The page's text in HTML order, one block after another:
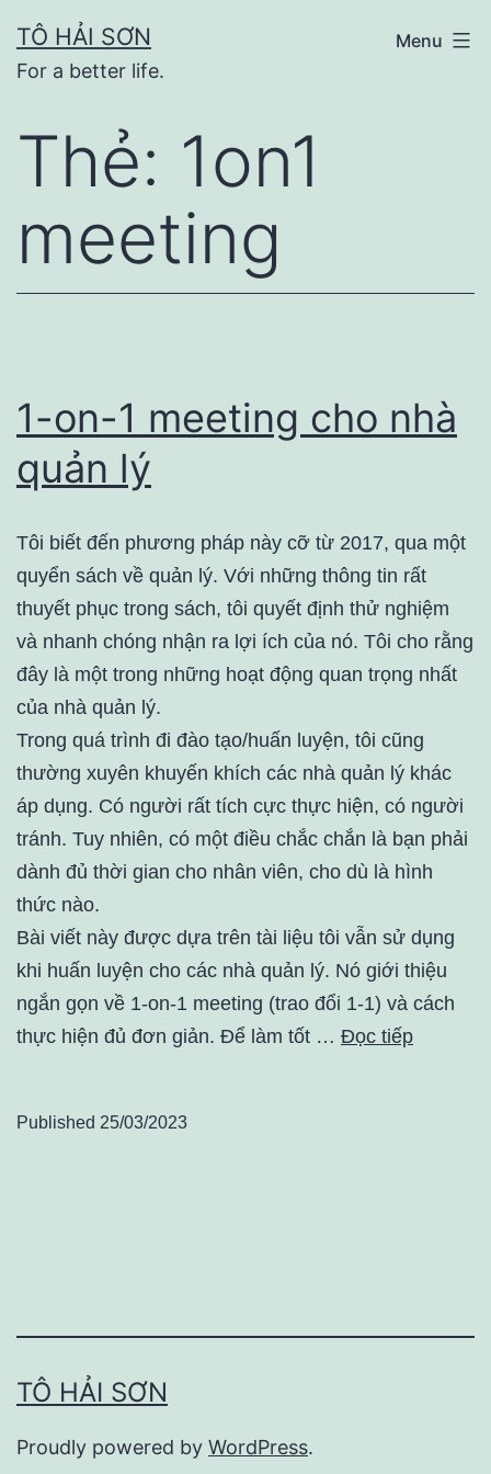
content
TÔ HẢI SƠN
For a better life.
Menu
Thẻ: 1on1
meeting
1-on-1 meeting cho nhà
quản lý
Tôi biết đến phương pháp này cỡ từ 2017, qua một
quyển sách về quản lý. Với những thông tin rất
thuyết phục trong sách, tôi quyết định thử nghiệm
và nhanh chóng nhận ra lợi ích của nó. Tôi cho rằng
đây là một trong những hoạt động quan trọng nhất
của nhà quản lý.
Trong quá trình đi đào tạo/huấn luyện, tôi cũng
thường xuyên khuyến khích các nhà quản lý khác
áp dụng. Có người rất tích cực thực hiện, có người
tránh. Tuy nhiên, có một điều chắc chắn là bạn phải
dành đủ thời gian cho nhân viên, cho dù là hình
thức nào.
Bài viết này được dựa trên tài liệu tôi vẫn sử dụng
khi huấn luyện cho các nhà quản lý. Nó giới thiệu
ngắn gọn về 1-on-1 meeting (trao đổi 1-1) và cách
thực hiện đủ đơn giản. Để làm tốt … Đọc tiếp
Published 25/03/2023
TÔ HẢI SƠN
Proudly powered by WordPress.